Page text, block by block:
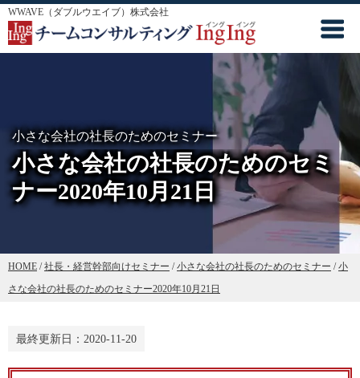
WWAVE（ダブルウエイブ）株式会社
小さな会社の社長のためのセミナー
小さな会社の社長のためのセミ
ナー2020年10月21日
HOME /社長・経営幹部向けセミナー /小さな会社の社長のためのセミナー /小
さな会社の社長のためのセミナー2020年10月21日
最終更新日： 2020-11-20